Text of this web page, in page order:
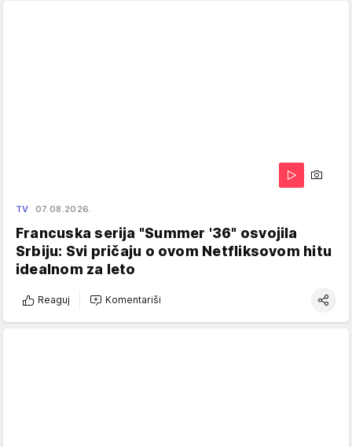
TV 07.08.2026.
Francuska serija "Summer '36" osvojila
Srbiju: Svi pričaju o ovom Netfliksovom hitu
idealnom za leto
Reaguj Komentariši